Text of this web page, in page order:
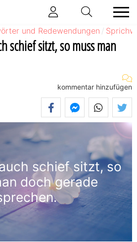
und Redewendungen
schief sitzt, so muss man
kommentar hinzufügen
schief sitzt, so
doch gerade